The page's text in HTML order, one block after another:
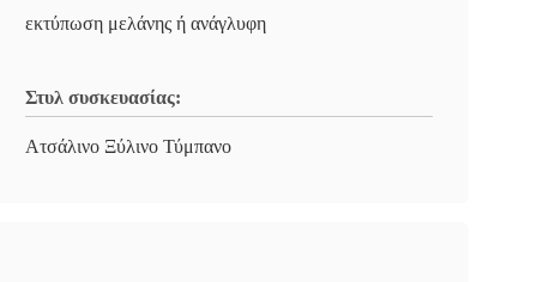
εκτύπωση μελάνης ή ανάγλυφη
Στυλ συσκευασίας:
Ατσάλινο Ξύλινο Τύμπανο